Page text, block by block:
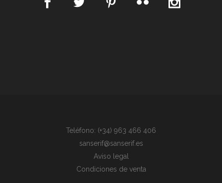
Teléfono: (+34) 963 466 406
sanserif@sanserif.es
Aviso legal
Condiciones de venta